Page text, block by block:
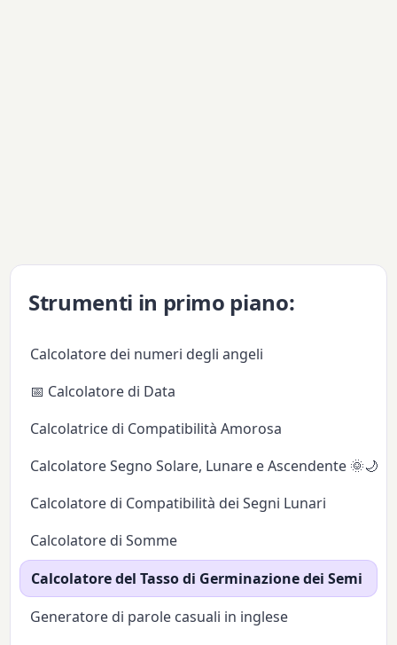
Strumenti in primo piano:
Calcolatore dei numeri degli angeli
📅 Calcolatore di Data
Calcolatrice di Compatibilità Amorosa
Calcolatore Segno Solare, Lunare e Ascendente 🌞🌙✨
Calcolatore di Compatibilità dei Segni Lunari
Calcolatore di Somme
Calcolatore del Tasso di Germinazione dei Semi
Generatore di parole casuali in inglese